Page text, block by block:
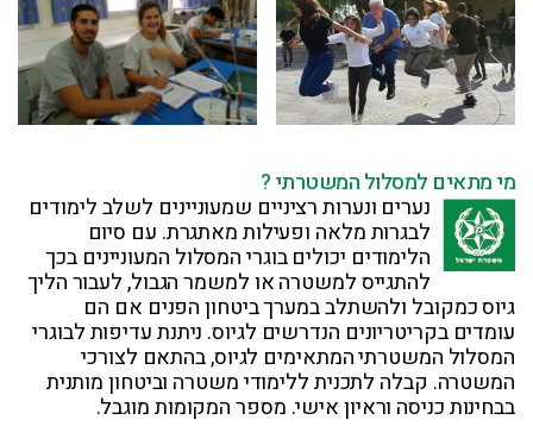
מי מתאים למסלול המשטרתי ?
נערים ונערות רציניים שמעוניינים לשלב לימודים
לבגרות מלאה ופעילות מאתגרת. עם סיום
הלימודים יכולים בוגרי המסלול המעוניינים בכך
להתגייס למשטרה או למשמר הגבול, לעבור הליך
גיוס כמקובל ולהשתלב במערך ביטחון הפנים אם הם
עומדים בקריטריונים הנדרשים לגיוס. ניתנת עדיפות לבוגרי
המסלול המשטרתי המתאימים לגיוס, בהתאם לצורכי
המשטרה. קבלה לתכנית ללימודי משטרה וביטחון מותנית
בבחינות כניסה וראיון אישי. מספר המקומות מוגבל.